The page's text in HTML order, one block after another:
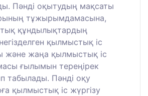
Пәнді оқытудың мақсаты
тұжырымдамасына,
құндылықтардың
қылмыстық іс
және жаңа қылмыстық іс
ғылымын тереңірек
табылады. Пәнді оқу
қылмыстық іс жүргізу